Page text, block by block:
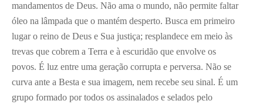
mandamentos de Deus. Não ama o mundo, não permite faltar
óleo na lâmpada que o mantém desperto. Busca em primeiro
lugar o reino de Deus e Sua justiça; resplandece em meio às
trevas que cobrem a Terra e à escuridão que envolve os
povos. É luz entre uma geração corrupta e perversa. Não se
curva ante a Besta e sua imagem, nem recebe seu sinal. É um
grupo formado por todos os assinalados e selados pelo